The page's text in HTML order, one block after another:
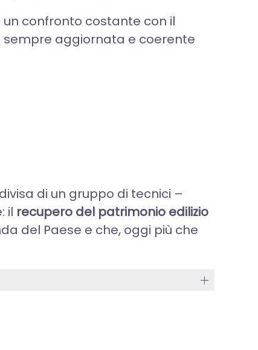
confronto costante con il
sempre aggiornata e coerente
di un gruppo di tecnici –
il recupero del patrimonio edilizio
del Paese e che, oggi più che